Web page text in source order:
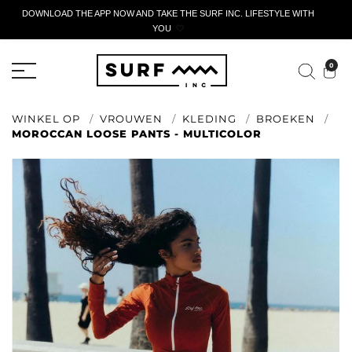
DOWNLOAD THE APP NOW AND TAKE THE SURF INC. LIFESTYLE WITH
YOU🤍
0
WINKEL OP VROUWEN KLEDING
BROEKEN
MOROCCAN LOOSE PANTS - MULTICOLOR
ACTIEF AANGIFTEFORMULIER